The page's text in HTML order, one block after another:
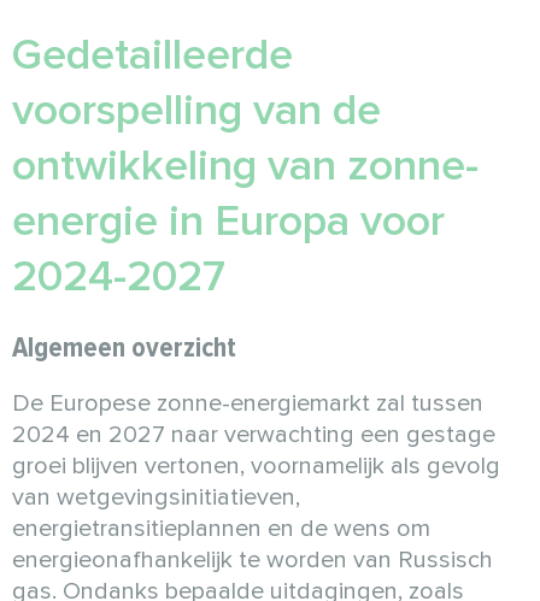
Gedetailleerde
voorspelling van de
ontwikkeling van zonne-
energie in Europa voor
2024-2027
Algemeen overzicht
De Europese zonne-energiemarkt zal tussen
2024 en 2027 naar verwachting een gestage
groei blijven vertonen, voornamelijk als gevolg
van wetgevingsinitiatieven,
energietransitieplannen en de wens om
energieonafhankelijk te worden van Russisch
gas. Ondanks bepaalde uitdagingen, zoals